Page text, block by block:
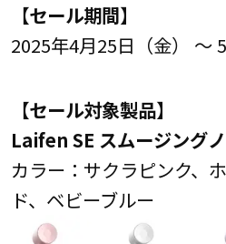
【セール期間】
2025年4月25日（金） ～
【セール対象製品】
Laifen SE スムージング
カラー：サクラピンク、
ド、ベビーブルー